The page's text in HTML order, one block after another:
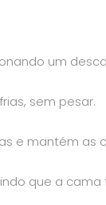
um
sem pesar.
e mantém as
que a